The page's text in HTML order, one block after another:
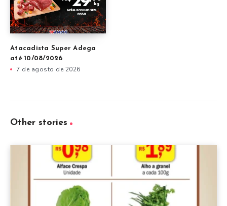
Atacadista Super Adega
até 10/08/2026
7 de agosto de 2026
Other stories